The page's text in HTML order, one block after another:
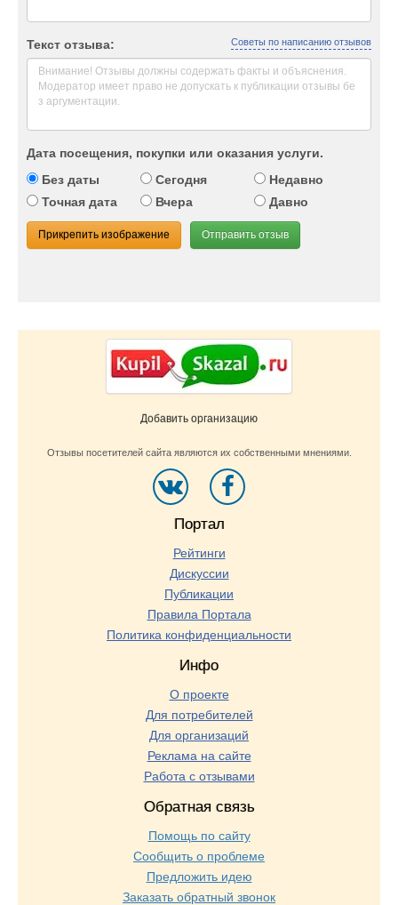
Текст отзыва: Советы по написанию отзывов
Дата посещения, покупки или оказания услуги.
Без даты
Сегодня
Недавно
Точная дата
Вчера Давно
Прикрепить изображение Отправить отзыв
Добавить организацию
Отзывы посетителей сайта являются их собственными мнениями.
Портал
Рейтинги
Дискуссии
Публикации
Правила Портала
Политика конфиденциальности
Инфо
О проекте
Для потребителей
Для организаций
Реклама на сайте
Работа с отзывами
Обратная связь
Помощь по сайту
Сообщить о проблеме
Предложить идею
Заказать обратный звонок